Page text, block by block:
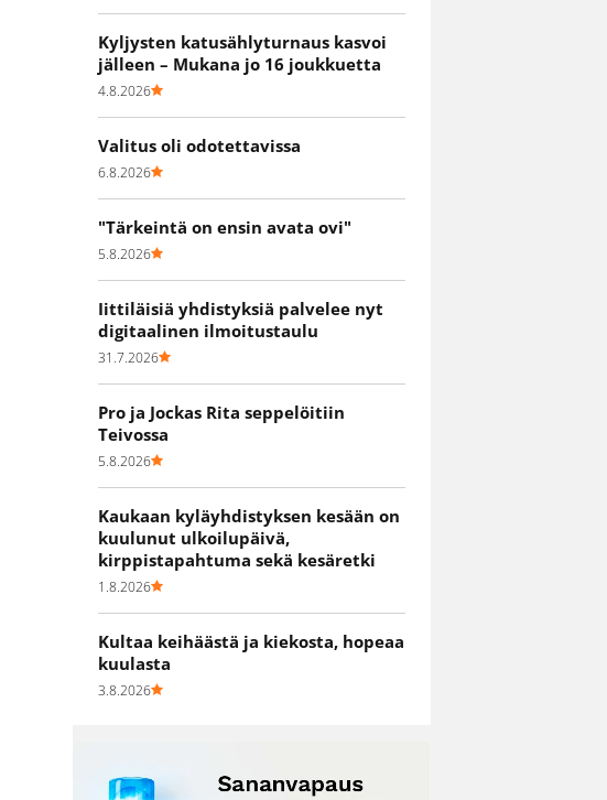
Kyljysten katusählyturnaus kasvoi
jälleen – Mukana jo 16 joukkuetta
4.8.2026
Valitus oli odotettavissa
6.8.2026
"Tärkeintä on ensin avata ovi"
5.8.2026
Iittiläisiä yhdistyksiä palvelee nyt
digitaalinen ilmoitustaulu
31.7.2026
Pro ja Jockas Rita seppelöitiin
Teivossa
5.8.2026
Kaukaan kyläyhdistyksen kesään on
kuulunut ulkoilupäivä,
kirppistapahtuma sekä kesäretki
1.8.2026
Kultaa keihäästä ja kiekosta, hopeaa
kuulasta
3.8.2026